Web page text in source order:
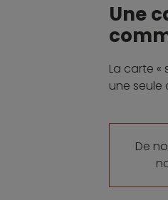
Une
La carte «
une seule
De